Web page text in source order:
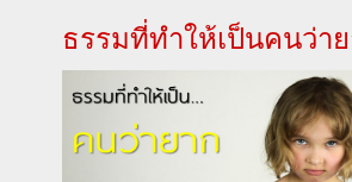
ธรรมที่ทำให้เป็นคนว่า